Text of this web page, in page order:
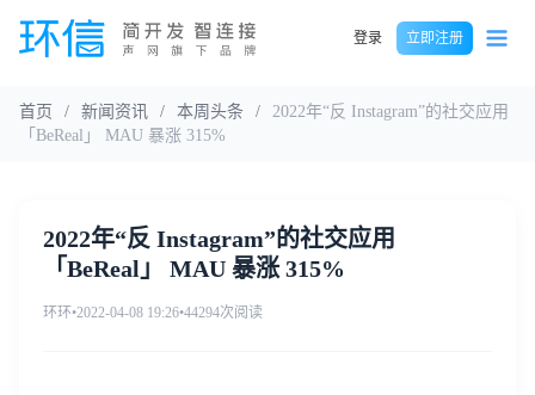
登录 立即注册
首页 / 新闻资讯 / 本周头条 /
2022年“反 Instagram”的社交应用
「BeReal」 MAU 暴涨 315%
2022年“反 Instagram”的社交应用
「BeReal」 MAU 暴涨 315%
环环•2022-04-08 19:26•44294次阅读